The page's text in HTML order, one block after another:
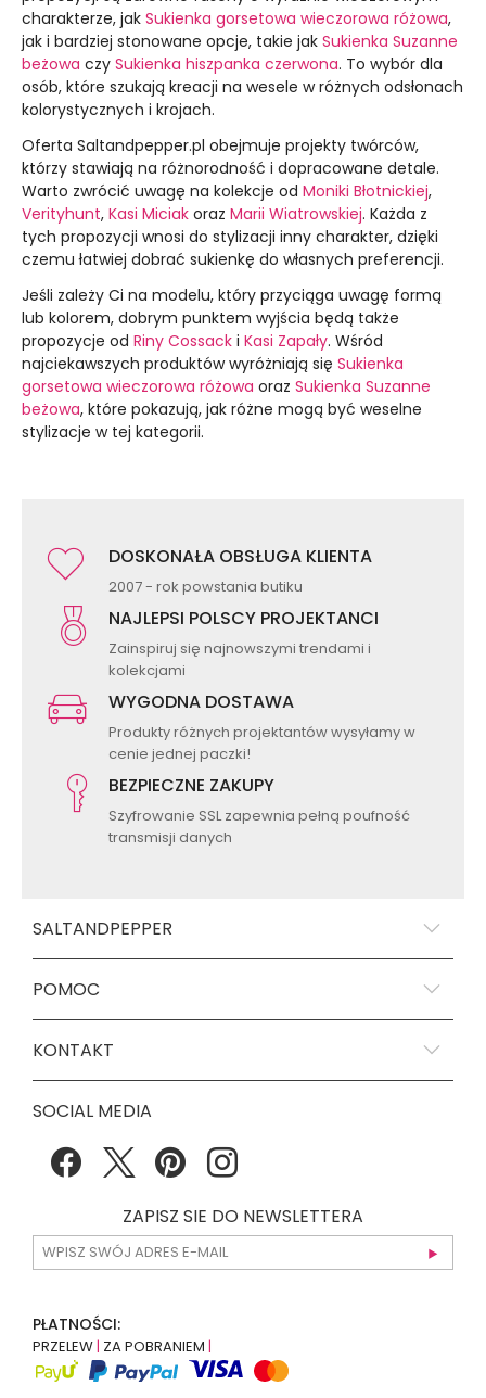
charakterze, jak Sukienka gorsetowa wieczorowa różowa,
jak i bardziej stonowane opcje, takie jak Sukienka Suzanne
beżowa czy Sukienka hiszpanka czerwona. To wybór dla
osób, które szukają kreacji na wesele w różnych odsłonach
kolorystycznych i krojach.
Oferta Saltandpepper.pl obejmuje projekty twórców,
którzy stawiają na różnorodność i dopracowane detale.
Warto zwrócić uwagę na kolekcje od Moniki Błotnickiej,
Verityhunt, Kasi Miciak oraz Marii Wiatrowskiej. Każda z
tych propozycji wnosi do stylizacji inny charakter, dzięki
czemu łatwiej dobrać sukienkę do własnych preferencji.
Jeśli zależy Ci na modelu, który przyciąga uwagę formą
lub kolorem, dobrym punktem wyjścia będą także
propozycje od Riny Cossack i Kasi Zapały. Wśród
najciekawszych produktów wyróżniają się Sukienka
gorsetowa wieczorowa różowa oraz Sukienka Suzanne
beżowa, które pokazują, jak różne mogą być weselne
stylizacje w tej kategorii.
DOSKONAŁA OBSŁUGA KLIENTA
2007 - rok powstania butiku
NAJLEPSI POLSCY PROJEKTANCI
Zainspiruj się najnowszymi trendami i
kolekcjami
WYGODNA DOSTAWA
Produkty różnych projektantów wysyłamy w
cenie jednej paczki!
BEZPIECZNE ZAKUPY
Szyfrowanie SSL zapewnia pełną poufność
transmisji danych
SALTANDPEPPER
POMOC
KONTAKT
SOCIAL MEDIA
ZAPISZ SIE DO NEWSLETTERA
PŁATNOŚCI:
PRZELEW| ZA POBRANIEM |